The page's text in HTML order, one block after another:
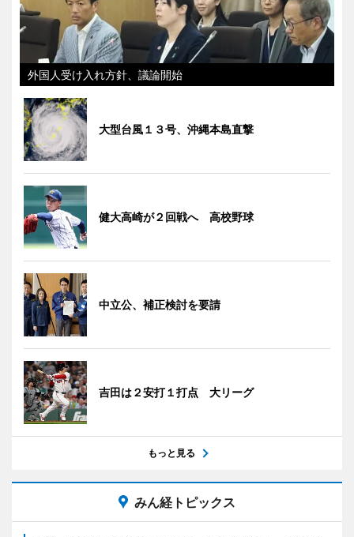
外国人受け入れ方針、議論開始
大型台風１３号、沖縄本島直撃
健大高崎が２回戦へ 高校野球
中立公、補正検討を要請
吉田は２安打１打点 大リーグ
もっと見る
みん経トピックス